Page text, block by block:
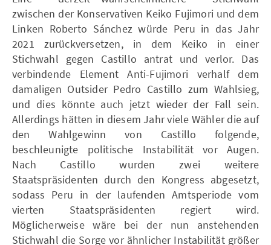
zwischen der Konservativen Keiko Fujimori und dem
Linken Roberto Sánchez würde Peru in das Jahr
2021 zurückversetzen, in dem Keiko in einer
Stichwahl gegen Castillo antrat und verlor. Das
verbindende Element Anti-Fujimori verhalf dem
damaligen Outsider Pedro Castillo zum Wahlsieg,
und dies könnte auch jetzt wieder der Fall sein.
Allerdings hätten in diesem Jahr viele Wähler die auf
den Wahlgewinn von Castillo folgende,
beschleunigte politische Instabilität vor Augen.
Nach Castillo wurden zwei weitere
Staatspräsidenten durch den Kongress abgesetzt,
sodass Peru in der laufenden Amtsperiode vom
vierten Staatspräsidenten regiert wird.
Möglicherweise wäre bei der nun anstehenden
Stichwahl die Sorge vor ähnlicher Instabilität größer